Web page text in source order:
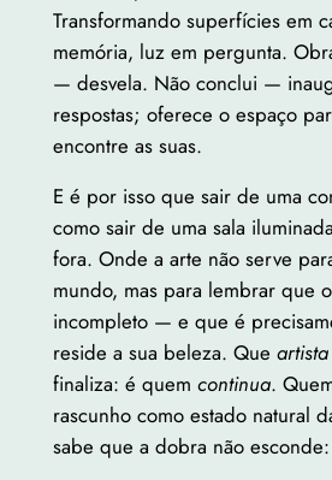
Transformando superfícies em
memória, luz em pergunta.
— desvela. Não conclui —
respostas; oferece o espaço
encontre as suas.
E é por isso que sair de uma
como sair de uma sala
fora. Onde a arte não serve
mundo, mas para lembrar que
incompleto — e que é
reside a sua beleza. Que artista
finaliza: é quem continua.
rascunho como estado natural
sabe que a dobra não